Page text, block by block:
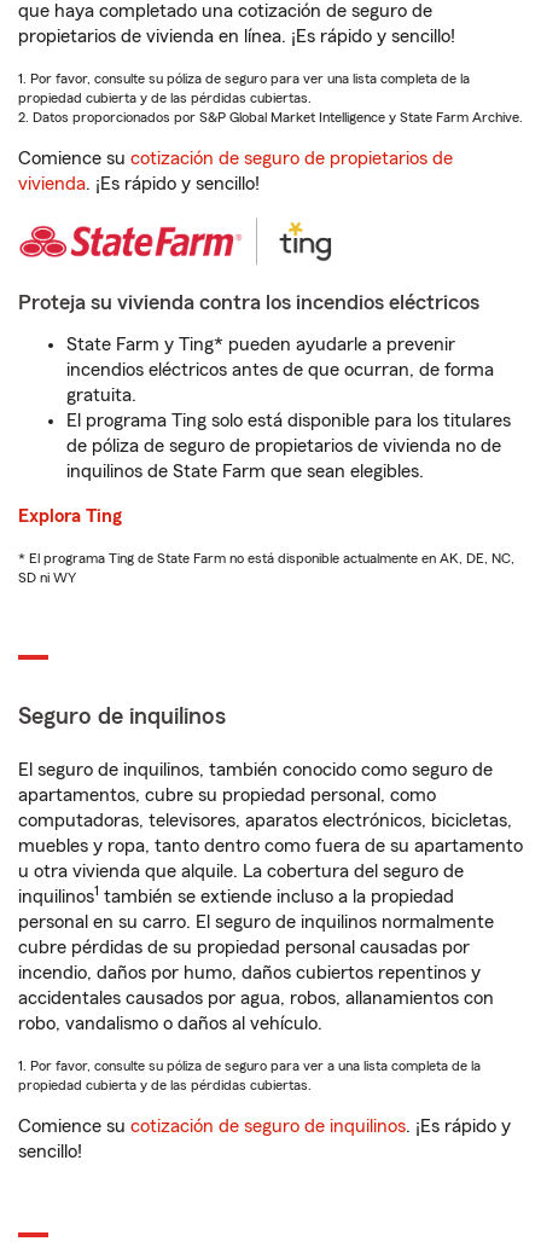
que haya completado una cotización de seguro de
propietarios de vivienda en línea. ¡Es rápido y sencillo!
1. Por favor, consulte su póliza de seguro para ver una lista completa de la
propiedad cubierta y de las pérdidas cubiertas.
2. Datos proporcionados por S&P Global Market Intelligence y State Farm Archive.
Comience su cotización de seguro de propietarios de
vivienda. ¡Es rápido y sencillo!
Proteja su vivienda contra los incendios eléctricos
State Farm y Ting* pueden ayudarle a prevenir
incendios eléctricos antes de que ocurran, de forma
gratuita.
El programa Ting solo está disponible para los titulares
de póliza de seguro de propietarios de vivienda no de
inquilinos de State Farm que sean elegibles.
Explora Ting
* El programa Ting de State Farm no está disponible actualmente en AK, DE, NC,
SD ni WY
Seguro de inquilinos
El seguro de inquilinos, también conocido como seguro de
apartamentos, cubre su propiedad personal, como
computadoras, televisores, aparatos electrónicos, bicicletas,
muebles y ropa, tanto dentro como fuera de su apartamento
u otra vivienda que alquile. La cobertura del seguro de
inquilinos1 también se extiende incluso a la propiedad
personal en su carro. El seguro de inquilinos normalmente
cubre pérdidas de su propiedad personal causadas por
incendio, daños por humo, daños cubiertos repentinos y
accidentales causados por agua, robos, allanamientos con
robo, vandalismo o daños al vehículo.
1. Por favor, consulte su póliza de seguro para ver a una lista completa de la
propiedad cubierta y de las pérdidas cubiertas.
Comience su cotización de seguro de inquilinos. ¡Es rápido y
sencillo!